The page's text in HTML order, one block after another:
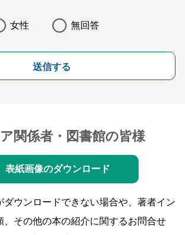
女性 無回答
送信する
関係者・図書館の皆様
表紙画像のダウンロード
ダウンロードできない場合や、著者イン
、その他の本の紹介に関するお問合せ